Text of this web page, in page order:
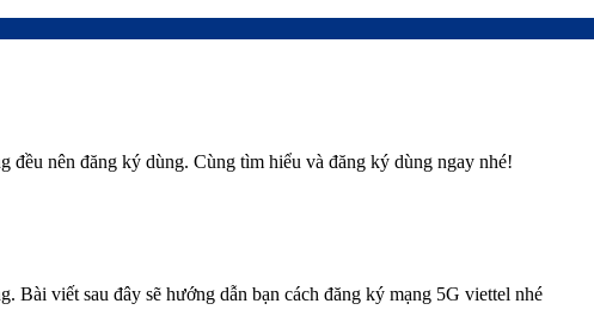
nên đăng ký dùng. Cùng tìm hiểu và đăng ký dùng ngay nhé!
Bài viết sau đây sẽ hướng dẫn bạn cách đăng ký mạng 5G viettel nhé